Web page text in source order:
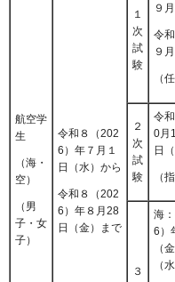
航空学
生
（海・
空）
（男
子・女
子）
令和８（202
6）年７月１
日（水）から
令和８（202
6）年８月28
日（金）まで
１
次
試
験
９
令
９
（
２
次
試
験
令
0月
日（
（
３
海
6）
（
（水